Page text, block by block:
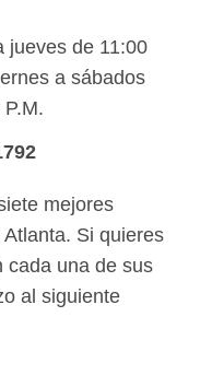
jueves de 11:00
a sábados
mejores
Si quieres
cada una de sus
al siguiente